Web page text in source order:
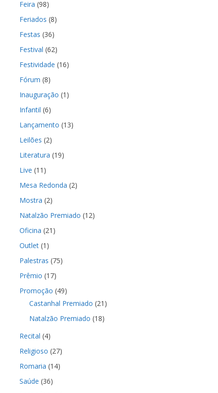
Feira (98)
Feriados (8)
Festas (36)
Festival (62)
Festividade (16)
Fórum (8)
Inauguração (1)
Infantil (6)
Lançamento (13)
Leilões (2)
Literatura (19)
Live (11)
Mesa Redonda (2)
Mostra (2)
Natalzão Premiado (12)
Oficina (21)
Outlet(1)
Palestras (75)
Prêmio (17)
Promoção (49)
Castanhal Premiado (21)
Natalzão Premiado (18)
Recital (4)
Religioso (27)
Romaria (14)
Saúde (36)